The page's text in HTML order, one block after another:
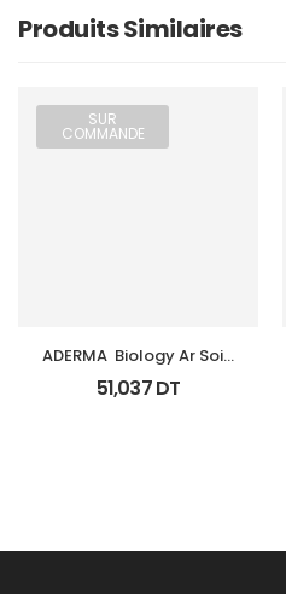
Produits Similaires
SUR
COMMANDE
ADERMA  Biology Ar Soin
Anti Rougeurs Tb 40 Ml
51,037DT